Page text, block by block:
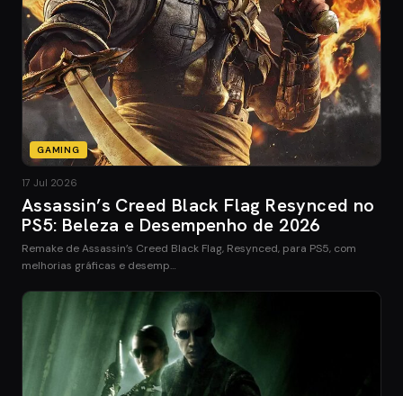
GAMING
17 Jul 2026
Assassin’s Creed Black Flag Resynced no
PS5: Beleza e Desempenho de 2026
Remake de Assassin’s Creed Black Flag, Resynced, para PS5, com
melhorias gráficas e desemp…